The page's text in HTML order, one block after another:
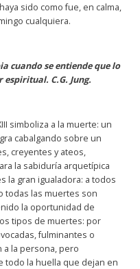
sido como fue, en calma,
cualquiera.
cuando se entiende que lo
C.G. Jung.
simboliza a la muerte: un
cabalgando sobre un
creyentes y ateos,
la sabiduría arquetípica
la gran igualadora: a todos
todas las muertes son
la oportunidad de
tipos de muertes: por
fulminantes o
a la persona, pero
todo la huella que dejan en